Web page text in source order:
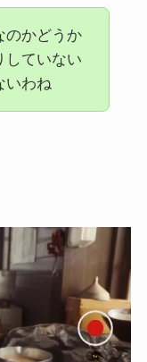
のかどうか
していない
いわね